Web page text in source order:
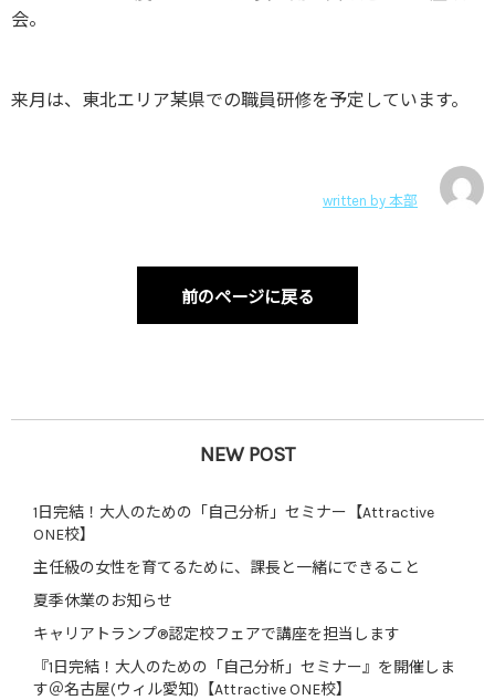
会。
来月は、東北エリア某県での職員研修を予定しています。
written by 本部
前のページに戻る
NEW POST
1日完結！大人のための「自己分析」セミナー【Attractive
ONE校】
主任級の女性を育てるために、課長と一緒にできること
夏季休業のお知らせ
キャリアトランプ®認定校フェアで講座を担当します
『1日完結！大人のための「自己分析」セミナー』を開催しま
す＠名古屋(ウィル愛知)【Attractive ONE校】